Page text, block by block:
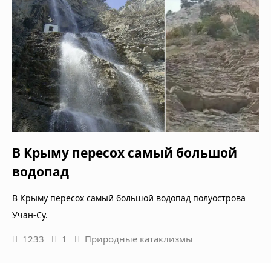
В Крыму пересох самый большой
водопад
В Крыму пересох самый большой водопад полуострова
Учан-Су.
1233 1 Природные катаклизмы